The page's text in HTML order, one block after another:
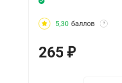
5,30 баллов ?
265₽